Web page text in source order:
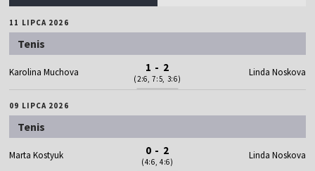
11 LIPCA 2026
Tenis
Karolina Muchova 1 - 2
(2:6, 7:5, 3:6)
Linda Noskova
09 LIPCA 2026
Tenis
Marta Kostyuk 0 - 2
(4:6, 4:6)
Linda Noskova